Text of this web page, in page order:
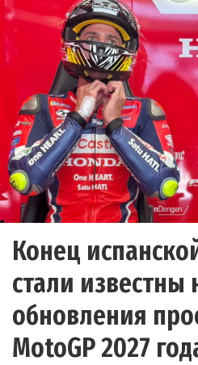
Конец
стали
обновления
MotoGP 2027